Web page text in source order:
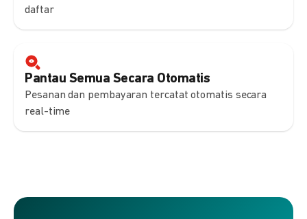
daftar
Pantau Semua Secara Otomatis
Pesanan dan pembayaran tercatat otomatis secara
real-time